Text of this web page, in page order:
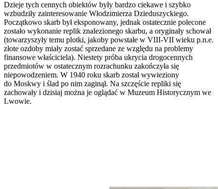
Dzieje tych cennych obiektów były bardzo ciekawe i szybko
wzbudziły zainteresowanie Włodzimierza Dzieduszyckiego.
Początkowo skarb był eksponowany, jednak ostatecznie polecone
zostało wykonanie replik znalezionego skarbu, a oryginały schował
(towarzyszyły temu plotki, jakoby powstałe w VIII-VII wieku p.n.e.
złote ozdoby miały zostać sprzedane ze względu na problemy
finansowe właściciela). Niestety próba ukrycia drogocennych
przedmiotów w ostatecznym rozrachunku zakończyła się
niepowodzeniem. W 1940 roku skarb został wywieziony
do Moskwy i ślad po nim zaginął. Na szczęście repliki się
zachowały i dzisiaj można je oglądać w Muzeum Historycznym we
Lwowie.